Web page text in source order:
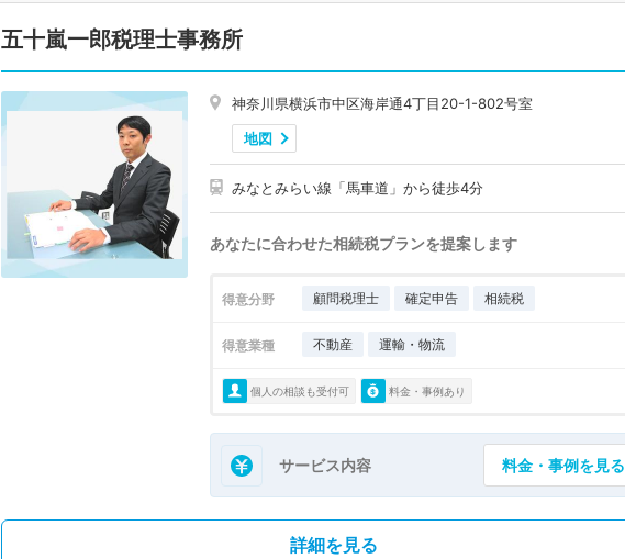
五十嵐一郎税理士事務所
神奈川県横浜市中区海岸通4丁目20-1-802号室
地図
みなとみらい線「馬車道」から徒歩4分
あなたに合わせた相続税プランを提案します
得意分野 顧問税理士 確定申告 相続税
得意業種 不動産 運輸・物流
個人の相談も受付可 料金・事例あり
サービス内容 料金・事例を見る
詳細を見る